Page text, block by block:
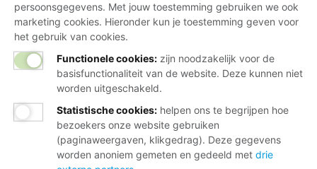
persoonsgegevens. Met jouw toestemming gebruiken we ook
marketing cookies. Hieronder kun je toestemming geven voor
het gebruik van cookies.
Functionele cookies: zijn noodzakelijk voor de
basisfunctionaliteit van de website. Deze kunnen niet
worden uitgeschakeld.
Statistische cookies: helpen ons te begrijpen hoe
bezoekers onze website gebruiken
(paginaweergaven, klikgedrag). Deze gegevens
worden anoniem gemeten en gedeeld met drie